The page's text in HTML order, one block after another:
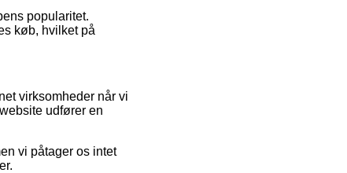
popularitet.
køb, hvilket på
virksomheder når vi
udfører en
vi påtager os intet